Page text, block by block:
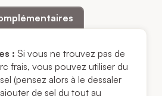
: Si vous ne trouvez pas de
frais, vous pouvez utiliser du
(pensez alors à le dessaler
de sel du tout au